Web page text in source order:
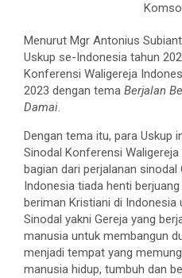
Menurut Mgr Antonius
Uskup se-Indonesia tahun
Konferensi Waligereja
2023 dengan tema Berjalan
Damai.
Dengan tema itu, para Uskup
Sinodal Konferensi
bagian dari perjalanan
Indonesia tiada henti
beriman Kristiani di Indonesia
Sinodal yakni Gereja yang
manusia untuk membangun
menjadi tempat yang
manusia hidup, tumbuh dan